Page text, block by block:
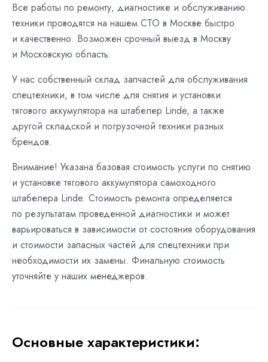
Все работы по ремонту, диагностике и обслуживанию
техники проводятся на нашем СТО в Москве быстро
и качественно. Возможен срочный выезд в Москву
и Московскую область.
У нас собственный склад запчастей для обслуживания
спецтехники, в том числе для снятия и установки
тягового аккумулятора на штабелер Linde, а также
другой складской и погрузочной техники разных
брендов.
Внимание! Указана базовая стоимость услуги по снятию
и установке тягового аккумулятора самоходного
штабелера Linde. Стоимость ремонта определяется
по результатам проведенной диагностики и может
варьироваться в зависимости от состояния оборудования
и стоимости запасных частей для спецтехники при
необходимости их замены. Финальную стоимость
уточняйте у наших менеджеров.
Основные характеристики: